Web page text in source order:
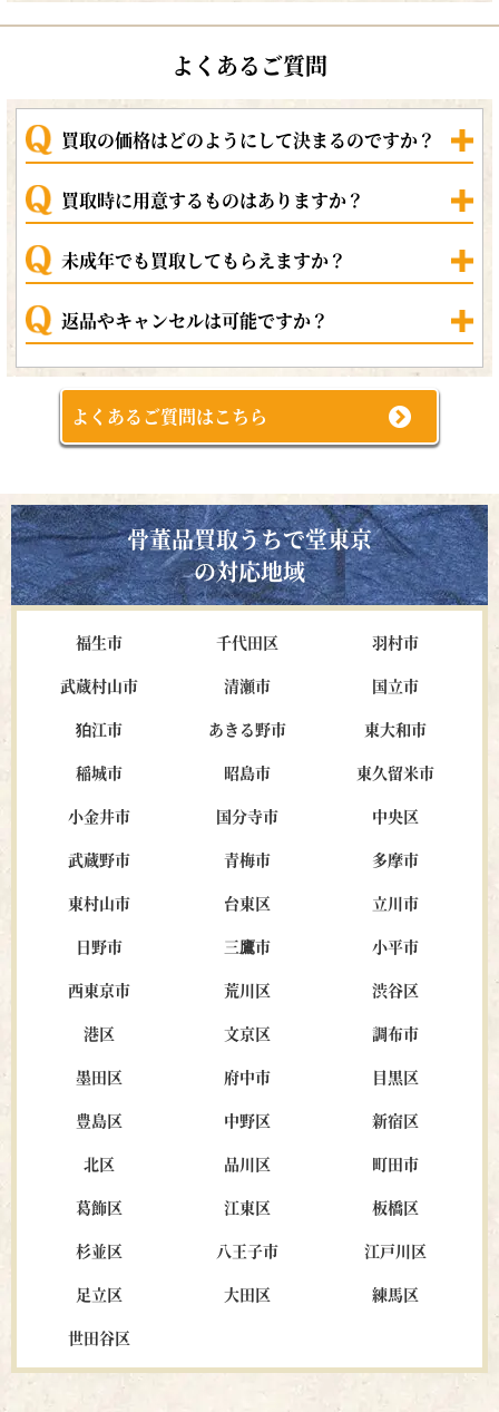
よくあるご質問
買取の価格はどのようにして決まるのですか？
買取時に用意するものはありますか？
未成年でも買取してもらえますか？
返品やキャンセルは可能ですか？
よくあるご質問はこちら
骨董品買取うちで堂東京
の対応地域
福生市 千代田区
羽村市
武蔵村山市
清瀬市
国立市
狛江市
あきる野市
東大和市
稲城市
昭島市
東久留米市
小金井市
国分寺市
中央区
武蔵野市
青梅市
多摩市
東村山市
台東区
立川市
日野市
三鷹市
小平市
西東京市
荒川区
渋谷区
港区
文京区
調布市
墨田区
府中市
目黒区
豊島区
中野区
新宿区
北区
品川区
町田市
葛飾区
江東区
板橋区
杉並区
八王子市
江戸川区
足立区
大田区
練馬区
世田谷区